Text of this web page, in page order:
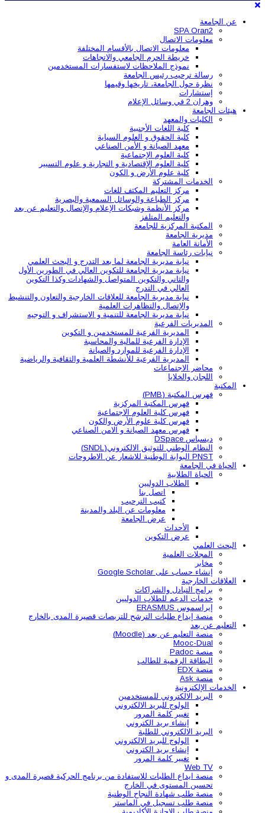
عن الجامعة
SPA Oran2
معلومات الاتصال
معلومات الاتصال بالأقسام المختلفة
خريطة الحرم الجامعي والاتجاهات
نموذج الملاحظات لاستفسارات المستخدمين
رسالة ترحيب رئيس الجامعة
نظرة حول الجامعة، تاريخها وقيمها
إستشارات
وهران 2 في وسائل الإعلام
هيئات الجامعة
الكليات والمعهد
كلية اللغات الأجنبية
كلية الحقوق و العلوم السياية
معهد الصيانة و الأمن الصناعي
كلية العلوم الإجتماعية
كلية العلوم الإقتصادية و التجارية و علوم التسيير
كلية علوم الأرض و الكون
الخدمات المشتركة
مركز التعليم المكثف للغات
مركز الطباعة والوسائل السمعية والبصرية
مركز الأنظمة وشبكات الإعلام والإتصال والتعليم عن بعد
والتعليم المتلفز
المكتبة المركزية للجامعة
مديرية الجامعة
الأمانة العامة
نيابات رئاسة الجامعة
نيابة مديرية الجامعة لما بعد التدرج و البحث العلمي
نيابة مديرية الجامعة للتكوين العالي في الطورين الأول
والثاني والتكوين المتواصل والشهادات وكذا التكوين
العالي في التدرج
نيابة مديرية الجامعة للعلاقات الخارجية والتعاون والتنشيط
والإتصال والتظاهرات العلمية
نيابة مديرية الجامعة للتنمية و الاستشراف و التوجيه
المديريات الفرعية
المديرية الفرعية للمستخدمين و التكوين
الإدارة الفرعية للمالية والمحاسبة
الإدارة الفرعية للموارد والصيانة
المديرية الفرعية للأنشطة العلمية والثقافية والرياضية
محاضر الاجتماعات
اللجان والخلايا
المكتبة
فهرس المكتبة (PMB)
فهرس المكتبة المركزية
فهرس كلية العلوم الاجتماعية
فهرس كلية علوم الأرض والكون
فهرس معهد الصيانة و الامن الصناعي
ديسباس DSpace
النظام الوطني للتوثيق الالكتروني(SNDL)
PNST البوابة الوطنية للاشعار عن الاطروحات
الحياة في الجامعة
الحياة الطلابية
الطلاب الدوليين
اتصل بنا
كتيب الترحيب
معلومات عن البلد والمدينة
عرض الجامعة
الأحداث
عرض التكوين
البحث العلمي
المجلات العلمية
مخابر
إنشاء حساب على Google Scholar
العلاقات الخارجية
برامج التبادل والشراكات
خدمات الدعم للطلاب الدوليين
إيراسموس ERASMUS
منصة إيداع طلبات الترشح للتربصات قصيرة المدى بالخارج
التعليم عن بعد
منصة التعليم عن بعد (Moodle)
Mooc-Dual
منصة Padoc
البطاقة الرقمية للطالب
منصة EDX
منصة Ask
الخدمات الإلكترونية
البريد الالكتروني للمستخدمين
الولوج للبريد الالكتروني
تغيير كلمة المرور
إنشاء بريد الكتروني
البريد الالكتروني للطلبة
الولوج للبريد الالكتروني
إنشاء بريد الكتروني
تغيير كلمة المرور
Web TV
منصة ايداع الطلبات للاستفادة من برنامج الحركية قصيرة المدى و
تحسين المستوى في الخارج
منصة طلب شهادة النجاح الوطنية
منصة طلب تسجيل في الماستر